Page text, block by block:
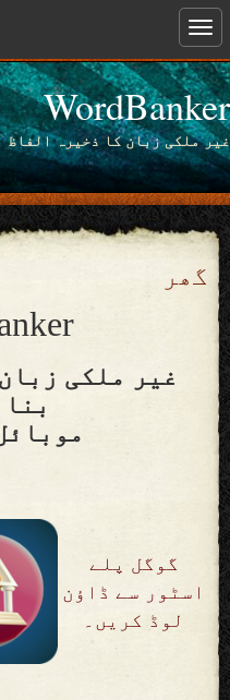
WordBanker
غیر ملکی زبان کا ذخیرہ الفاظ
گھر
غیر ملکی
گوگل پلے
اسٹور سے ڈاؤن
لوڈ کریں۔